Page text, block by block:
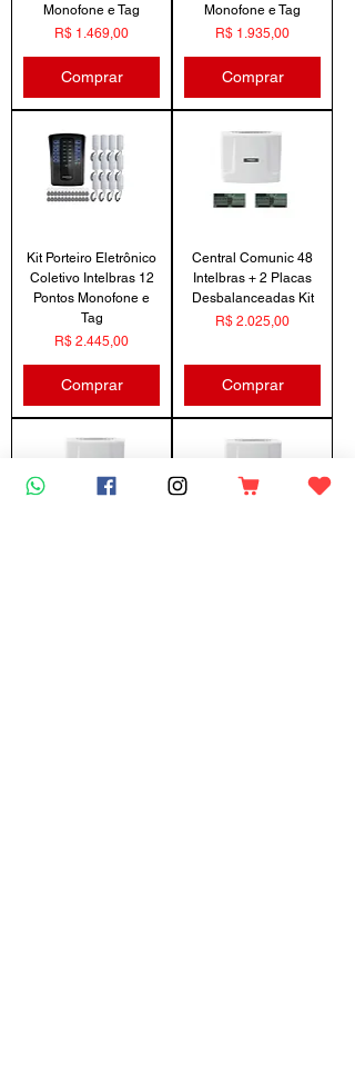
Monofone e Tag
Preço
R$ 1.469,00
Comprar
Monofone e Tag
Preço
R$ 1.935,00
Comprar
Kit Porteiro Eletrônico
Coletivo Intelbras 12
Pontos Monofone e
Tag
Preço
R$ 2.445,00
Comprar
Central Comunic 48
Intelbras + 2 Placas
Desbalanceadas Kit
Preço
R$ 2.025,00
Comprar